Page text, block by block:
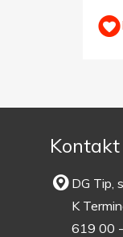
Kontakt
DG Tip,
K
619 00